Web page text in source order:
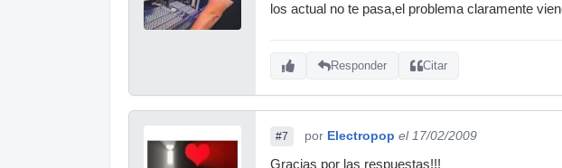
los actual no te pasa,el problema claramente
Responder Citar
#7 por Electropop el 17/02/2009
Gracias por las respuestas!!!